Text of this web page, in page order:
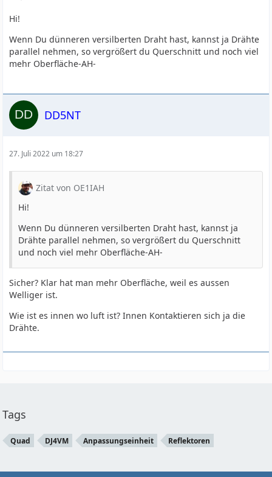
Hi!
Wenn Du dünneren versilberten Draht hast, kannst ja Drähte
parallel nehmen, so vergrößert du Querschnitt und noch viel
mehr Oberfläche-AH-
DD5NT
27. Juli 2022 um 18:27
Zitat von OE1IAH
Hi!
Wenn Du dünneren versilberten Draht hast, kannst ja
Drähte parallel nehmen, so vergrößert du Querschnitt
und noch viel mehr Oberfläche-AH-
Sicher? Klar hat man mehr Oberfläche, weil es aussen
Welliger ist.
Wie ist es innen wo luft ist? Innen Kontaktieren sich ja die
Drähte.
Tags
Quad DJ4VM Anpassungseinheit Reflektoren